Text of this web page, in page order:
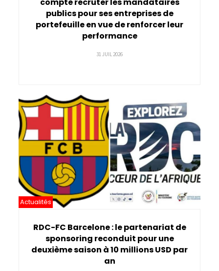
publics pour ses entreprises de
portefeuille en vue de renforcer leur
performance
31 JUIL 2026
Actualités
RDC-FC Barcelone : le partenariat de
sponsoring reconduit pour une
deuxième saison à 10 millions USD par
an